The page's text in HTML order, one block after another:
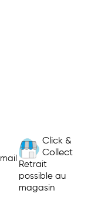
Click &
Collect
Retrait
possible au
magasin